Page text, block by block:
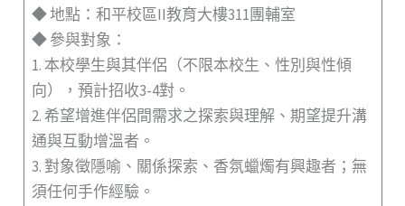
◆ 地點：和平校區II教育大樓311團輔室
◆ 參與對象：
1. 本校學生與其伴侶（不限本校生、性別與性傾
向），預計招收3-4對。
2. 希望增進伴侶間需求之探索與理解、期望提升溝
通與互動增溫者。
3. 對象徵隱喻、關係探索、香氛蠟燭有興趣者；無
須任何手作經驗。